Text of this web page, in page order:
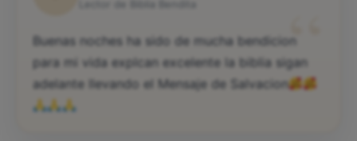
“
Buenas noches ha sido de mucha bendicion
para mi vida explcan excelente la biblia sigan
adelante llevando el Mensaje de Salvacion